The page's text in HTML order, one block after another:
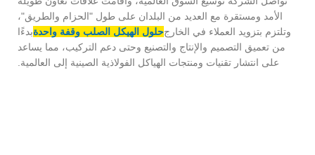
الأمد ومستقرة مع العديد من البلدان على طول "الحزام والطريق"،
وتلتزم بتزويد العملاء في الخارجحلول الهيكل الصلب وقفة واحدةبدءًا
من تعميق التصميم والإنتاج والتصنيع وحتى دعم التركيب، مما يساعد
على انتشار تقنيات ومنتجات الهياكل الفولاذية الصينية إلى العالمية.